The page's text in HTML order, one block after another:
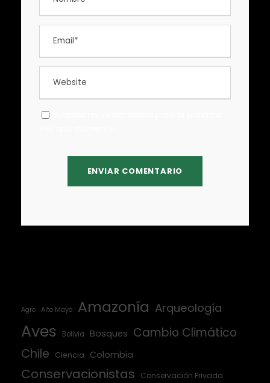
Agro Alto Mayo Amazonía Arqueología
Aves Bolivia Bosques Cambio Climático
Chile
Ciencia Colombia
Conservacionistas Conservación Privada